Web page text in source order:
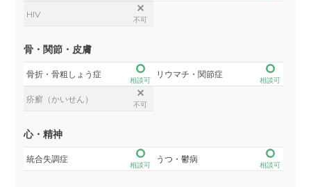
HIV
不可
骨・関節・皮膚
骨折・骨粗しょう症
相談可
リウマチ・関節症
相談可
疥癬（かいせん）
不可
心・精神
統合失調症
相談可
うつ・鬱病
相談可